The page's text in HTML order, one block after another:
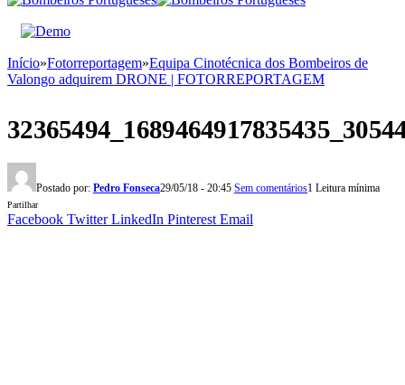
Início»Fotorreportagem»Equipa Cinotécnica dos Bombeiros de
Valongo adquirem DRONE | FOTORREPORTAGEM
Postado por: Pedro Fonseca29/05/18 - 20:45 Sem comentários1 Leitura mínima
Partilhar
Facebook Twitter LinkedIn Pinterest Email